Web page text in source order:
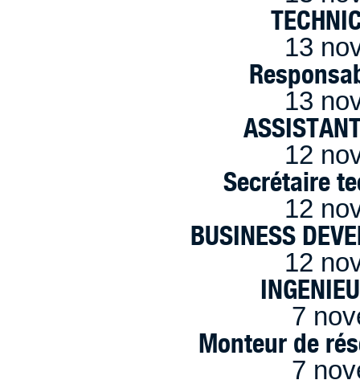
13
13
12
Secrétaire
12
BUSINESS
12
7
Monteur de
7